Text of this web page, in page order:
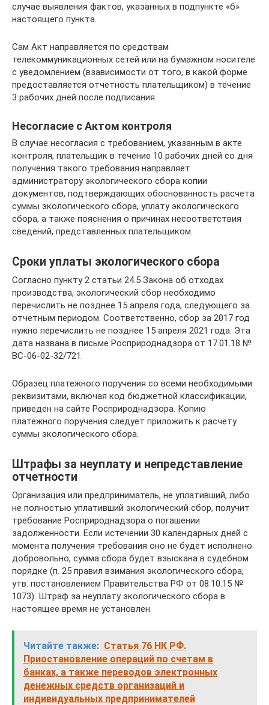
случае выявления фактов, указанных в подпункте «б»
настоящего пункта.
Сам Акт направляется по средствам
телекоммуникационных сетей или на бумажном носителе
с уведомлением (взависимости от того, в какой форме
предоставляется отчетность плательщиком) в течение
3 рабочих дней после подписания.
Несогласие с Актом контроля
В случае несогласия с требованием, указанным в акте
контроля, плательщик в течение 10 рабочих дней со дня
получения такого требования направляет
администратору экологического сбора копии
документов, подтверждающих обоснованность расчета
суммы экологического сбора, уплату экологического
сбора, а также пояснения о причинах несоответствия
сведений, представленных плательщиком.
Сроки уплаты экологического сбора
Согласно пункту 2 статьи 24.5 Закона об отходах
производства, экологический сбор необходимо
перечислить не позднее 15 апреля года, следующего за
отчетным периодом. Соответственно, сбор за 2017 год
нужно перечислить не позднее 15 апреля 2021 года. Эта
дата названа в письме Росприроднадзора от 17.01.18 №
ВС-06-02-32/721.
Образец платежного поручения со всеми необходимыми
реквизитами, включая код бюджетной классификации,
приведен на сайте Росприроднадзора. Копию
платежного поручения следует приложить к расчету
суммы экологического сбора.
Штрафы за неуплату и непредставление
отчетности
Организация или предприниматель, не уплативший, либо
не полностью уплативший экологический сбор, получит
требование Росприроднадзора о погашении
задолженности. Если истечении 30 календарных дней с
момента получения требования оно не будет исполнено
добровольно, сумма сбора будет взыскана в судебном
порядке (п. 25 правил взимания экологического сбора,
утв. постановлением Правительства РФ от 08.10.15 №
1073). Штраф за неуплату экологического сбора в
настоящее время не установлен.
Читайте также: Статья 76 НК РФ.
Приостановление операций по счетам в
банках, а также переводов электронных
денежных средств организаций и
индивидуальных предпринимателей